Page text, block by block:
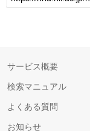
サービス概要
検索マニュアル
よくある質問
お知らせ